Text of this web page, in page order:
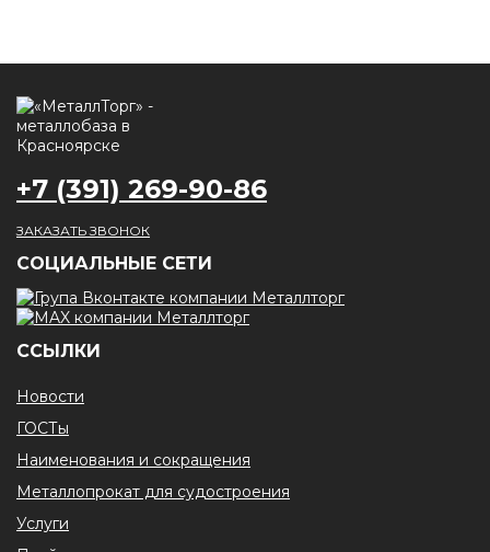
+7 (391) 269-90-86
ЗАКАЗАТЬ ЗВОНОК
CОЦИАЛЬНЫЕ СЕТИ
ССЫЛКИ
Новости
ГОСТы
Наименования и сокращения
Металлопрокат для судостроения
Услуги